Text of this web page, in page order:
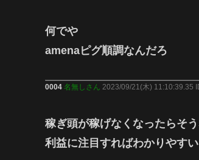
何でや
amenaピグ順調なんだろ
0004 名無しさん 2023/09/21(木) 11:10:39.35
稼ぎ頭が稼げなくなったらそ
利益に注目すればわかりやすい